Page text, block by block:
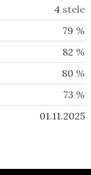
4 stele
79 %
82 %
80 %
73 %
01.11.2025